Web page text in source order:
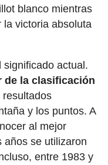
blanco mientras
la victoria absoluta
significado actual.
de la clasificación
y los puntos. A
al mejor
años se utilizaron
entre 1983 y